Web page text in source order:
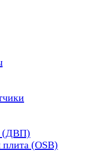
(ДВП)
(OSB)